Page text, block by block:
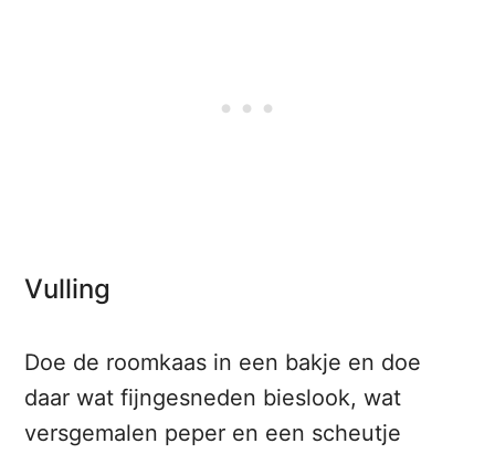
Vulling
Doe de roomkaas in een bakje en doe
daar wat fijngesneden bieslook, wat
versgemalen peper en een scheutje